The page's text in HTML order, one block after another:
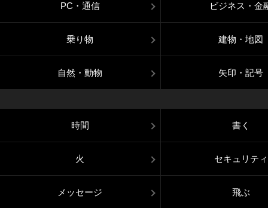
PC・通信 ビジネス・金
乗り物 建物・地図
自然・動物 矢印・記号
時間 書く
火 セキュリティ
メッセージ 飛ぶ